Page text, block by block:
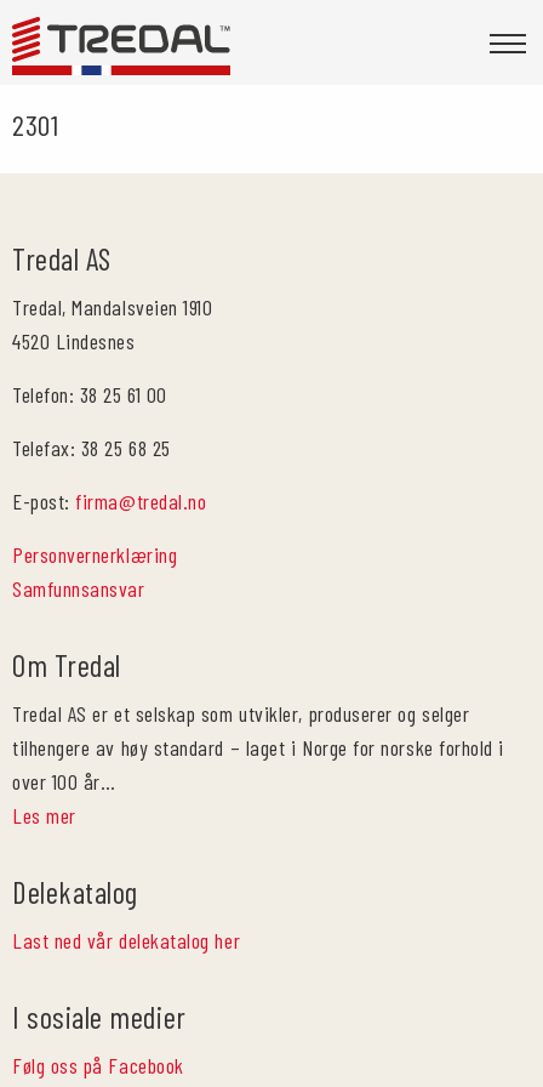
2301
Tredal AS
Tredal, Mandalsveien 1910
4520 Lindesnes
Telefon: 38 25 61 00
Telefax: 38 25 68 25
E-post:firma@tredal.no
Personvernerklæring
Samfunnsansvar
Om Tredal
Tredal AS er et selskap som utvikler, produserer og selger
tilhengere av høy standard – laget i Norge for norske forhold i
over 100 år…
Les mer
Delekatalog
Last ned vår delekatalog her
I sosiale medier
Følg oss på Facebook